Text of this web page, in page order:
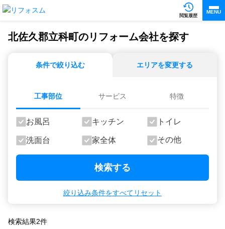
閲覧履歴
MENU
北佐久郡立科町のリフォーム会社を探す
条件で絞り込む エリアを変更する
工事部位 サービス 特徴
お風呂 キッチン トイレ
洗面台 家全体 その他
検索する
絞り込み条件をすべてリセット
検索結果2件